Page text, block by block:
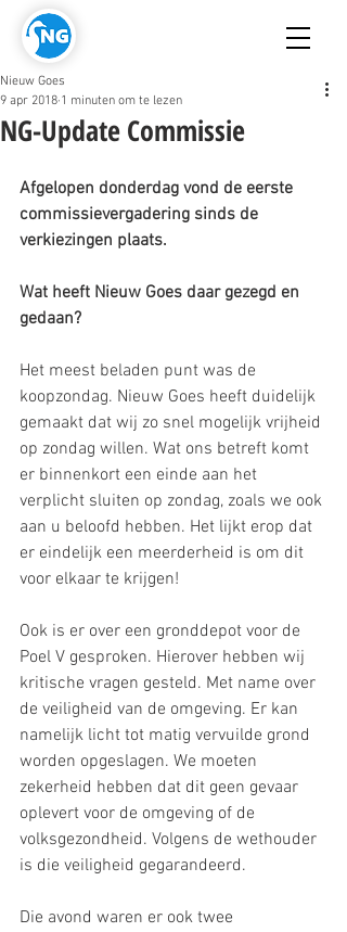
NG-Update Commissie
Nieuw Goes
9 apr 2018 1 minuten om te lezen
Afgelopen donderdag vond de eerste
commissievergadering sinds de
verkiezingen plaats.
Wat heeft Nieuw Goes daar gezegd en
gedaan?
Het meest beladen punt was de
koopzondag. Nieuw Goes heeft duidelijk
gemaakt dat wij zo snel mogelijk vrijheid
op zondag willen. Wat ons betreft komt
er binnenkort een einde aan het
verplicht sluiten op zondag, zoals we ook
aan u beloofd hebben. Het lijkt erop dat
er eindelijk een meerderheid is om dit
voor elkaar te krijgen!
Ook is er over een gronddepot voor de
Poel V gesproken. Hierover hebben wij
kritische vragen gesteld. Met name over
de veiligheid van de omgeving. Er kan
namelijk licht tot matig vervuilde grond
worden opgeslagen. We moeten
zekerheid hebben dat dit geen gevaar
oplevert voor de omgeving of de
volksgezondheid. Volgens de wethouder
is die veiligheid gegarandeerd.
Die avond waren er ook twee